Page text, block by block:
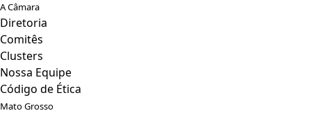
A Câmara
Diretoria
Comitês
Clusters
Nossa Equipe
Código de Ética
Mato Grosso